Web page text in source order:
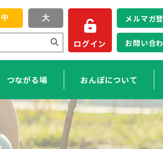
中 大
ログイン
つながる場 おんぽについて
メルマガ
お問い合